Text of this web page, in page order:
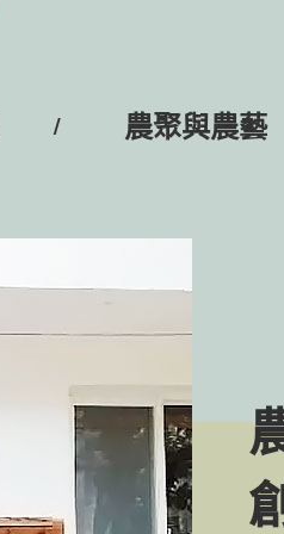
農聚與農藝